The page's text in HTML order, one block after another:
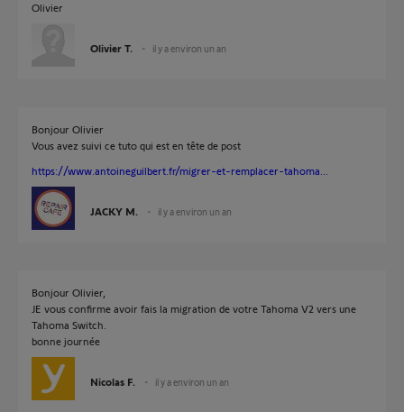
Olivier
Olivier T. il y a environ un an
Bonjour Olivier
Vous avez suivi ce tuto qui est en tête de post
https://www.antoineguilbert.fr/migrer-et-remplacer-tahoma...
JACKY M. il y a environ un an
Bonjour Olivier,
JE vous confirme avoir fais la migration de votre Tahoma V2 vers une
Tahoma Switch.
bonne journée
Nicolas F. il y a environ un an